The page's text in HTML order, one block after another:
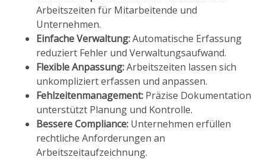
Arbeitszeiten für Mitarbeitende und
Unternehmen.
Einfache Verwaltung:Automatische Erfassung
reduziert Fehler und Verwaltungsaufwand.
Flexible Anpassung:Arbeitszeiten lassen sich
unkompliziert erfassen und anpassen.
Fehlzeitenmanagement: Präzise Dokumentation
unterstützt Planung und Kontrolle.
Bessere Compliance: Unternehmen erfüllen
rechtliche Anforderungen an
Arbeitszeitaufzeichnung.